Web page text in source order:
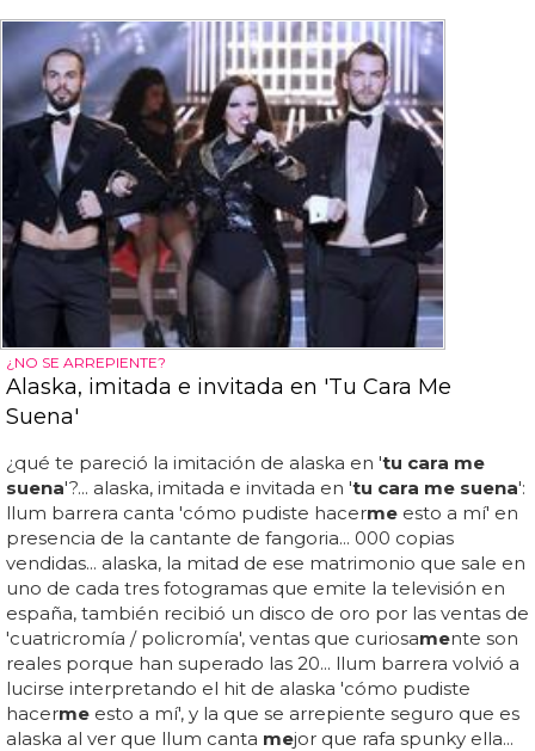
¿NO SE ARREPIENTE?
Alaska, imitada e invitada en 'Tu Cara Me
Suena'
¿qué te pareció la imitación de alaska en 'tu cara me
suena'?... alaska, imitada e invitada en 'tu cara me suena':
llum barrera canta 'cómo pudiste hacerme esto a mí' en
presencia de la cantante de fangoria... 000 copias
vendidas... alaska, la mitad de ese matrimonio que sale en
uno de cada tres fotogramas que emite la televisión en
españa, también recibió un disco de oro por las ventas de
'cuatricromía / policromía', ventas que curiosamente son
reales porque han superado las 20... llum barrera volvió a
lucirse interpretando el hit de alaska 'cómo pudiste
hacerme esto a mí', y la que se arrepiente seguro que es
alaska al ver que llum canta mejor que rafa spunky ella...